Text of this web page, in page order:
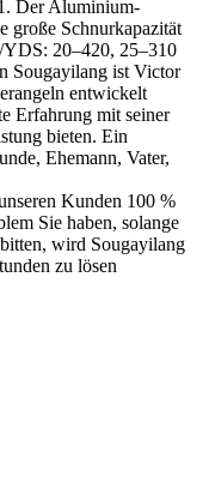
Der Aluminium-
große Schnurkapazität
20–420, 25–310
Sougayilang ist Victor
entwickelt
Erfahrung mit seiner
bieten. Ein
Ehemann, Vater,
Kunden 100 %
Sie haben, solange
wird Sougayilang
zu lösen